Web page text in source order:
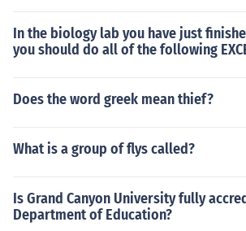
In the biology lab you have just
you should do all of the following
Does the word greek mean thief?
What is a group of flys called?
Is Grand Canyon University fully
Department of Education?